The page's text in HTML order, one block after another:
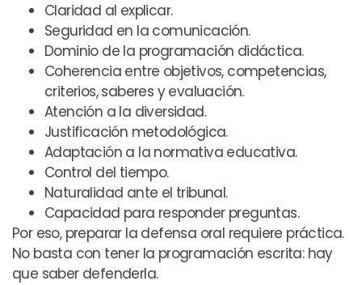
Claridad al explicar.
Seguridad en la comunicación.
Dominio de la programación didáctica.
Coherencia entre objetivos, competencias,
criterios, saberes y evaluación.
Atención a la diversidad.
Justificación metodológica.
Adaptación a la normativa educativa.
Control del tiempo.
Naturalidad ante el tribunal.
Capacidad para responder preguntas.
Por eso, preparar la defensa oral requiere práctica.
No basta con tener la programación escrita: hay
que saber defenderla.